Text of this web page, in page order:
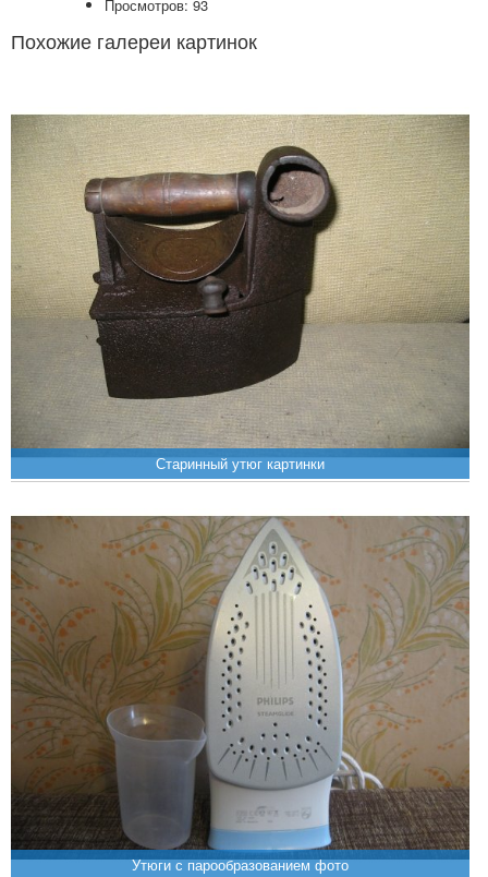
Просмотров: 93
Похожие галереи картинок
Старинный утюг картинки
Утюги с парообразованием фото